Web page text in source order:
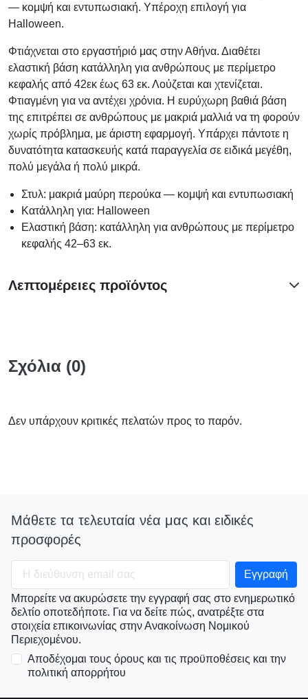
— κομψή και εντυπωσιακή. Υπέροχη επιλογή για
Halloween.
Φτιάχνεται στο εργαστήριό μας στην Αθήνα. Διαθέτει
ελαστική βάση κατάλληλη για ανθρώπους με περίμετρο
κεφαλής από 42εκ έως 63 εκ. Λούζεται και χτενίζεται.
Φτιαγμένη για να αντέχει χρόνια. Η ευρύχωρη βαθιά βάση
της επιτρέπει σε ανθρώπους με μακριά μαλλιά να τη φορούν
χωρίς πρόβλημα, με άριστη εφαρμογή. Υπάρχει πάντοτε η
δυνατότητα κατασκευής κατά παραγγελία σε ειδικά μεγέθη,
πολύ μεγάλα ή πολύ μικρά.
Στυλ: μακριά μαύρη περούκα — κομψή και εντυπωσιακή
Κατάλληλη για: Halloween
Ελαστική βάση: κατάλληλη για ανθρώπους με περίμετρο
κεφαλής 42–63 εκ.
Λεπτομέρειες προϊόντος
Σχόλια (0)
Δεν υπάρχουν κριτικές πελατών προς το παρόν.
Μάθετε τα τελευταία νέα μας και ειδικές
προσφορές
Μπορείτε να ακυρώσετε την εγγραφή σας στο ενημερωτικό
δελτίο οποτεδήποτε. Για να δείτε πώς, ανατρέξτε στα
στοιχεία επικοινωνίας στην Ανακοίνωση Νομικού
Περιεχομένου.
Αποδέχομαι τους όρους και τις προϋποθέσεις και την
πολιτική απορρήτου